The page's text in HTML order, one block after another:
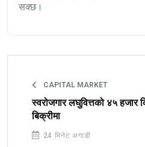
सक्छ।
CAPITAL MARKET
स्वरोजगार लघुवित्तको ४५ हजार
बिक्रीमा
24 मिनेट अगाडी